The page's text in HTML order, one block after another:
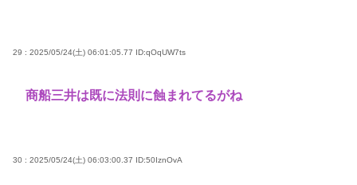
29 : 2025/05/24(土) 06:01:05.77 ID:qOqUW7ts
商船三井は既に法則に蝕まれてるがね
30 : 2025/05/24(土) 06:03:00.37 ID:50IznOvA